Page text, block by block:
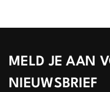
MELD JE AAN
NIEUWSBRIEF